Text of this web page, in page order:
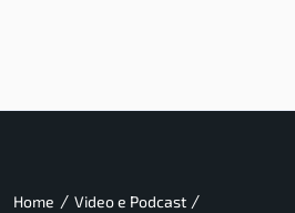
Home / Video e Podcast /